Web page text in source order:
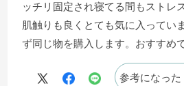
ッチリ固定され寝てる間もストレ
肌触りも良くとても気に入ってい
ず同じ物を購入します。おすすめ
参考になった